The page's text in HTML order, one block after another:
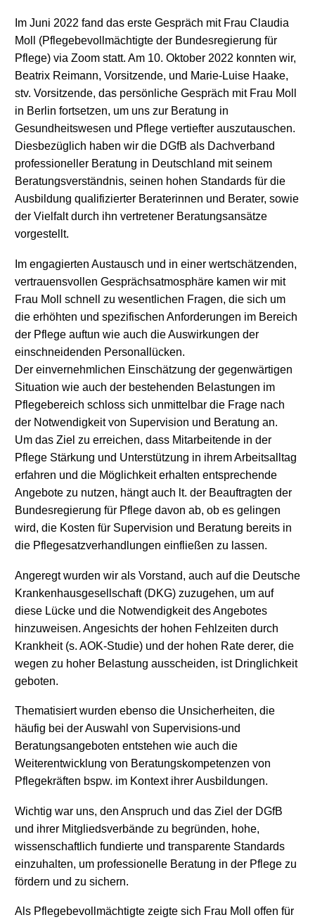
Im Juni 2022 fand das erste Gespräch mit Frau Claudia
Moll (Pflegebevollmächtigte der Bundesregierung für
Pflege) via Zoom statt. Am 10. Oktober 2022 konnten wir,
Beatrix Reimann, Vorsitzende, und Marie-Luise Haake,
stv. Vorsitzende, das persönliche Gespräch mit Frau Moll
in Berlin fortsetzen, um uns zur Beratung in
Gesundheitswesen und Pflege vertiefter auszutauschen.
Diesbezüglich haben wir die DGfB als Dachverband
professioneller Beratung in Deutschland mit seinem
Beratungsverständnis, seinen hohen Standards für die
Ausbildung qualifizierter Beraterinnen und Berater, sowie
der Vielfalt durch ihn vertretener Beratungsansätze
vorgestellt.
Im engagierten Austausch und in einer wertschätzenden,
vertrauensvollen Gesprächsatmosphäre kamen wir mit
Frau Moll schnell zu wesentlichen Fragen, die sich um
die erhöhten und spezifischen Anforderungen im Bereich
der Pflege auftun wie auch die Auswirkungen der
einschneidenden Personallücken.
Der einvernehmlichen Einschätzung der gegenwärtigen
Situation wie auch der bestehenden Belastungen im
Pflegebereich schloss sich unmittelbar die Frage nach
der Notwendigkeit von Supervision und Beratung an.
Um das Ziel zu erreichen, dass Mitarbeitende in der
Pflege Stärkung und Unterstützung in ihrem Arbeitsalltag
erfahren und die Möglichkeit erhalten entsprechende
Angebote zu nutzen, hängt auch lt. der Beauftragten der
Bundesregierung für Pflege davon ab, ob es gelingen
wird, die Kosten für Supervision und Beratung bereits in
die Pflegesatzverhandlungen einfließen zu lassen.
Angeregt wurden wir als Vorstand, auch auf die Deutsche
Krankenhausgesellschaft (DKG) zuzugehen, um auf
diese Lücke und die Notwendigkeit des Angebotes
hinzuweisen. Angesichts der hohen Fehlzeiten durch
Krankheit (s. AOK-Studie) und der hohen Rate derer, die
wegen zu hoher Belastung ausscheiden, ist Dringlichkeit
geboten.
Thematisiert wurden ebenso die Unsicherheiten, die
häufig bei der Auswahl von Supervisions-und
Beratungsangeboten entstehen wie auch die
Weiterentwicklung von Beratungskompetenzen von
Pflegekräften bspw. im Kontext ihrer Ausbildungen.
Wichtig war uns, den Anspruch und das Ziel der DGfB
und ihrer Mitgliedsverbände zu begründen, hohe,
wissenschaftlich fundierte und transparente Standards
einzuhalten, um professionelle Beratung in der Pflege zu
fördern und zu sichern.
Als Pflegebevollmächtigte zeigte sich Frau Moll offen für